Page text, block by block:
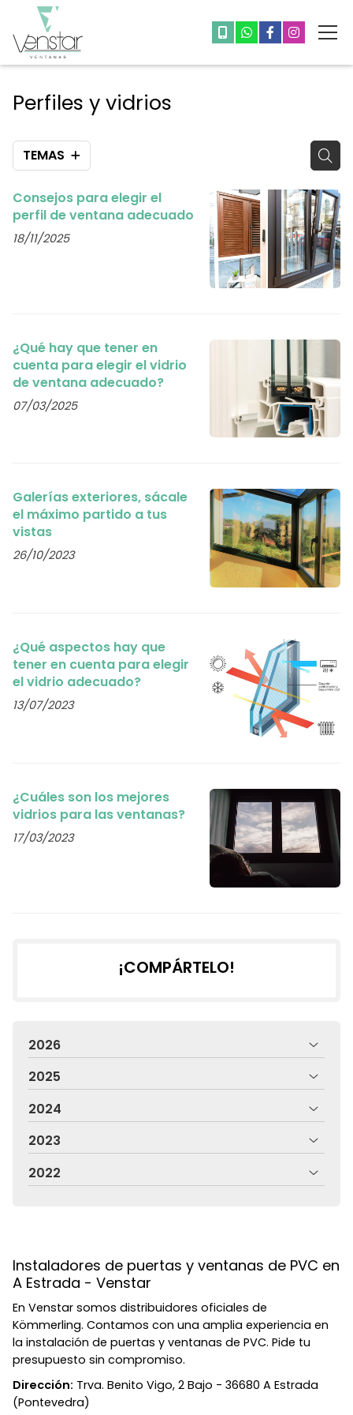
Perfiles y vidrios
TEMAS
Consejos para elegir el
perfil de ventana adecuado
18/11/2025
¿Qué hay que tener en
cuenta para elegir el vidrio
de ventana adecuado?
07/03/2025
Galerías exteriores, sácale
el máximo partido a tus
vistas
26/10/2023
¿Qué aspectos hay que
tener en cuenta para elegir
el vidrio adecuado?
13/07/2023
¿Cuáles son los mejores
vidrios para las ventanas?
17/03/2023
¡COMPÁRTELO!
2026
2025
2024
2023
2022
Instaladores de puertas y ventanas de PVC en
A Estrada - Venstar
En Venstar somos distribuidores oficiales de
Kömmerling. Contamos con una amplia experiencia en
la instalación de puertas y ventanas de PVC. Pide tu
presupuesto sin compromiso.
Dirección: Trva. Benito Vigo, 2 Bajo - 36680 A Estrada
(Pontevedra)